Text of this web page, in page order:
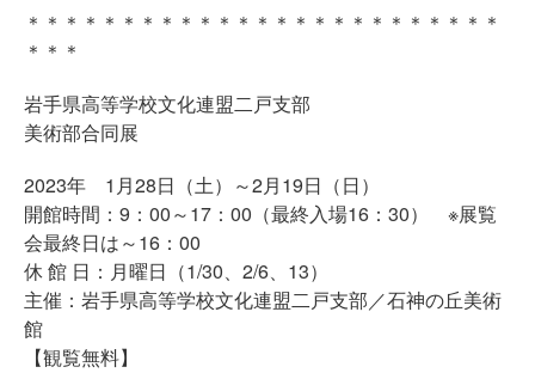
＊＊＊＊＊＊＊＊＊＊＊＊＊＊＊＊＊＊＊＊＊＊＊＊＊
＊＊＊
岩手県高等学校文化連盟二戸支部
美術部合同展
2023年 1月28日（土）～2月19日（日）
開館時間：9：00～17：00（最終入場16：30） ※展覧
会最終日は～16：00
休 館 日：月曜日（1/30、2/6、13）
主催：岩手県高等学校文化連盟二戸支部／石神の丘美術
館
【観覧無料】